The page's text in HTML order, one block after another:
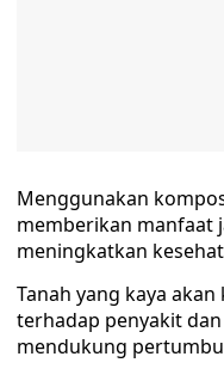
Menggunakan
memberikan manfaat
meningkatkan
Tanah yang kaya
terhadap penyakit
mendukung